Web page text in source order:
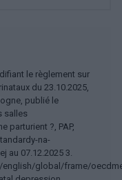
le règlement sur
du 23.10.2025,
publié le
salles
parturient ?, PAP,
na-
au 07.12.2025 3.
global/frame/